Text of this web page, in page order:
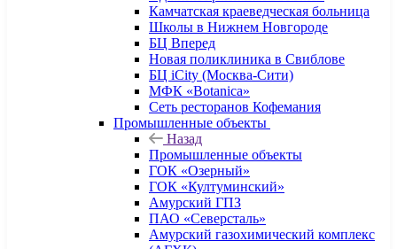
Камчатская краеведческая больница
Школы в Нижнем Новгороде
БЦ Вперед
Новая поликлиника в Свиблове
БЦ iCity (Москва-Сити)
МФК «Botanica»
Сеть ресторанов Кофемания
Промышленные объекты
Назад
Промышленные объекты
ГОК «Озерный»
ГОК «Култуминский»
Амурский ГПЗ
ПАО «Северсталь»
Амурский газохимический комплекс